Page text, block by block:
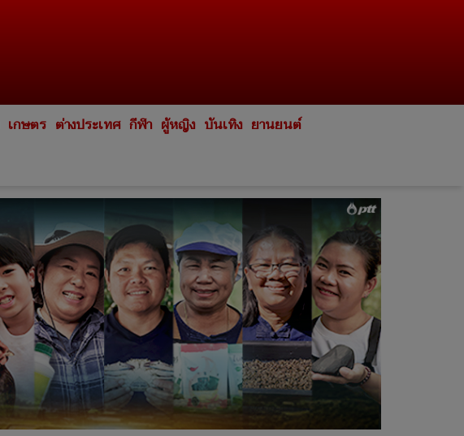
เกษตร ต่างประเทศ กีฬา ผู้หญิง บันเทิง ยานยนต์